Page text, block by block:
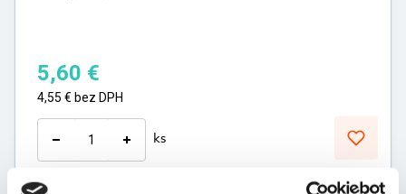
5,60 €
4,55 € bez DPH
ks